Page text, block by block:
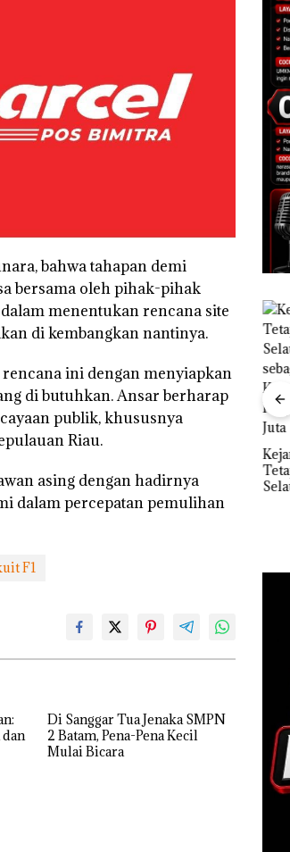
bahwa tahapan demi
bersama oleh pihak-pihak
menentukan rencana site
di kembangkan nantinya.
ini dengan menyiapkan
di butuhkan. Ansar berharap
publik, khususnya
Riau.
asing dengan hadirnya
dalam percepatan pemulihan
F1
Di Sanggar Tua Jenaka SMPN
2 Batam, Pena-Pena Kecil
Mulai Bicara
UMRAH:
Laut di
Sampai
dengan
Tetapkan Kades
Selaut Nonaktif
sebagai Tersangka